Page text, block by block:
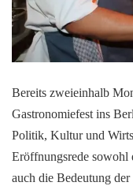
Bereits zweieinhalb
Gastronomiefest ins
Politik, Kultur und
Eröffnungsrede sowohl
auch die Bedeutung